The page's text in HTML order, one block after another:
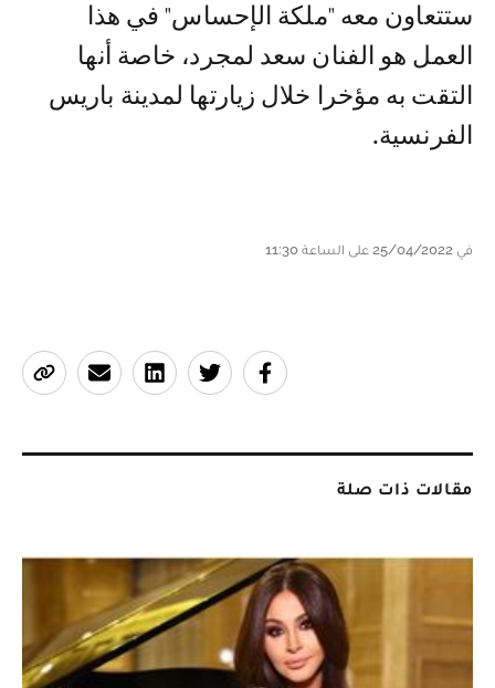
ستتعاون معه "ملكة الإحساس" في هذا
العمل هو الفنان سعد لمجرد، خاصة أنها
التقت به مؤخرا خلال زيارتها لمدينة باريس
الفرنسية.
في 25/04/2022 على الساعة 11:30
مقالات ذات صلة